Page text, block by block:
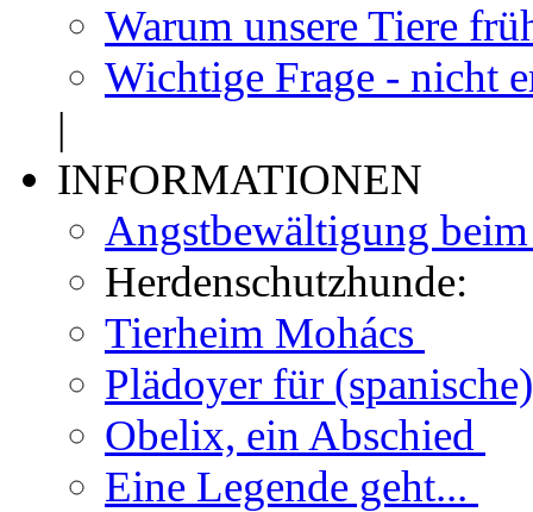
Warum unsere Tiere
Wichtige Frage - nicht
|
INFORMATIONEN
Angstbewältigung
Herdenschutzhunde:
Tierheim Mohács
Plädoyer für
Obelix, ein Abschied
Eine Legende geht...